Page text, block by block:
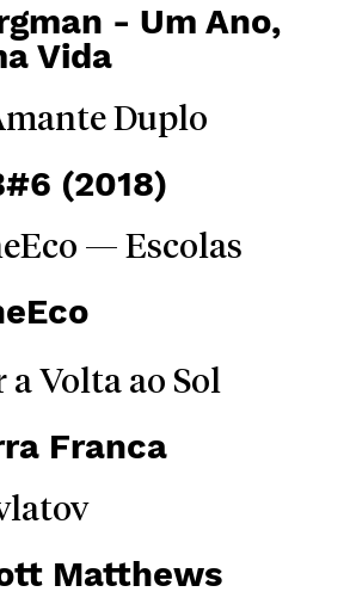
- Um Ano,
Vida
Duplo
(2018)
— Escolas
a Volta ao Sol
Franca
Matthews